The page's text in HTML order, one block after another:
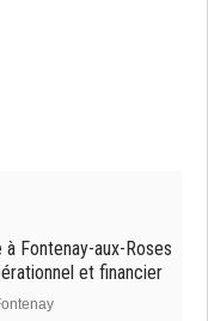
Fontenay-aux-Roses
et financier